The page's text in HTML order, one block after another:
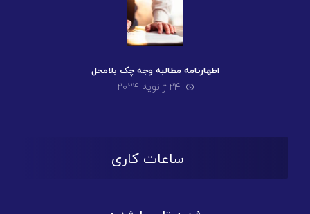
اظهارنامه مطالبه وجه چک بلامحل
۲۴ ژانویه ۲۰۲۴
ساعات کاری